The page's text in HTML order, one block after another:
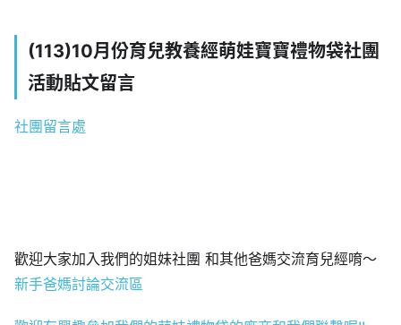
(113)10月份育兒教養經萌娃寶寶禮物袋社團
活動貼文留言
社團留言處
歡迎大家加入我們的姐妹社團 和其他爸媽交流育兒經唷～
新手爸媽討論交流區